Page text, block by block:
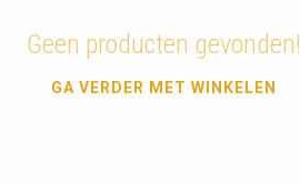
Geen producten gevonden!
GA VERDER MET WINKELEN